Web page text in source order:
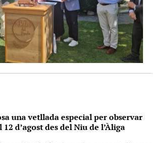
una vetllada especial per observar
d’agost des del Niu de l’Àliga